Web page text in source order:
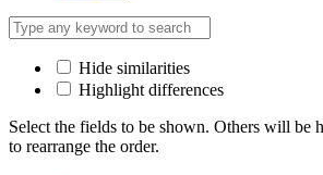
Hide similarities
Highlight differences
Select the fields to be shown. Others will be
to rearrange the order.